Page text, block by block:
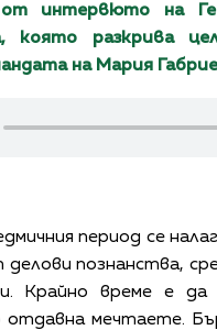
интервюто на
която разкрива
на Мария
период се
познанства,
Крайно време е
отдавна мечтаете.